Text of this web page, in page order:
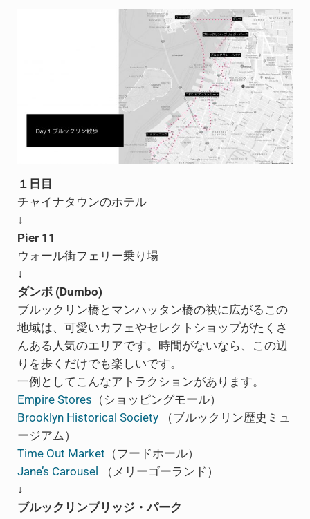
１日目
チャイナタウンのホテル
↓
Pier 11
ウォール街フェリー乗り場
↓
ダンボ (Dumbo)
ブルックリン橋とマンハッタン橋の袂に広がるこの
地域は、可愛いカフェやセレクトショップがたくさ
んある人気のエリアです。時間がないなら、この辺
りを歩くだけでも楽しいです。
一例としてこんなアトラクションがあります。
Empire Stores （ショッピングモール）
Brooklyn Historical Society（ブルックリン歴史ミュ
ージアム）
Time Out Market （フードホール）
Jane’s Carousel
（メリーゴーランド）
↓
ブルックリンブリッジ・パーク